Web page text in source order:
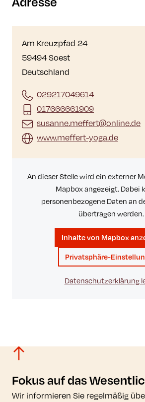
Am Kreuzpfad 24
59494 Soest
Deutschland
029217049614
017666661909
susanne.meffert@online.de
www.meffert-yoga.de
An dieser Stelle wird ein externer
Mapbox angezeigt. Dabei
personenbezogene Daten an
übertragen werden.
Inhalte von Mapbox
Privatsphäre-
Datenschutzerklärung
Fokus auf das
Wir informieren Sie regelmäßig